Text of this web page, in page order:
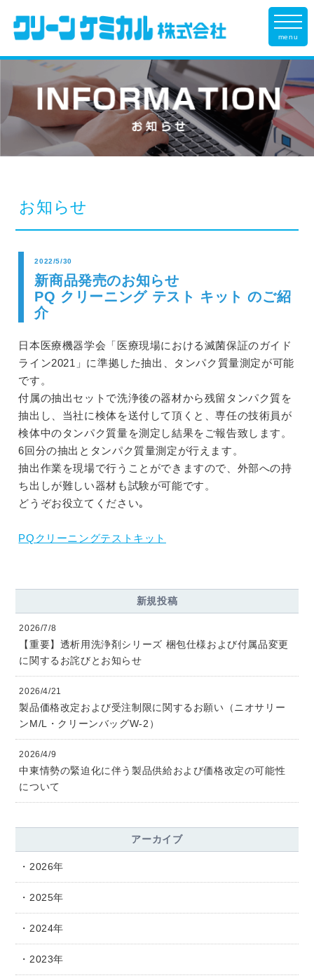
menu
お知らせ
2022/5/30
新商品発売のお知らせ
PQ クリーニング テスト キット のご紹
介
日本医療機器学会「医療現場における滅菌保証のガイド
ライン2021」に準拠した抽出、タンパク質量測定が可能
です。
付属の抽出セットで洗浄後の器材から残留タンパク質を
抽出し、当社に検体を送付して頂くと、専任の技術員が
検体中のタンパク質量を測定し結果をご報告致します。
6回分の抽出とタンパク質量測定が行えます。
抽出作業を現場で行うことができますので、外部への持
ち出しが難しい器材も試験が可能です。
どうぞお役立てください｡
PQクリーニングテストキット
新規投稿
2026/7/8
【重要】透析用洗浄剤シリーズ 梱包仕様および付属品変更
に関するお詫びとお知らせ
2026/4/21
製品価格改定および受注制限に関するお願い（ニオサリー
ンM/L・クリーンバッグW-2）
2026/4/9
中東情勢の緊迫化に伴う製品供給および価格改定の可能性
について
アーカイブ
2026年
2025年
2024年
2023年